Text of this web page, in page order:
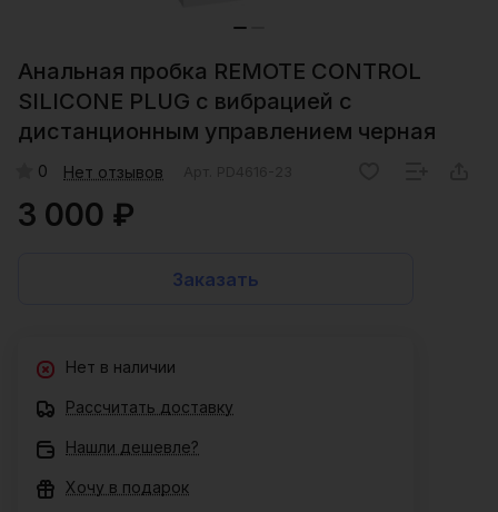
Анальная пробка REMOTE CONTROL
SILICONE PLUG с вибрацией с
дистанционным управлением черная
0 Нет отзывов
3 000 ₽
Заказать
Нет в наличии
Рассчитать доставку
Нашли дешевле?
Хочу в подарок